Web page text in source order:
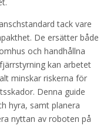
tack vare
De ersätter både
och handhållna
kan arbetet
minskar riskerna för
Denna guide
hyra, samt planera
nyttan av roboten på